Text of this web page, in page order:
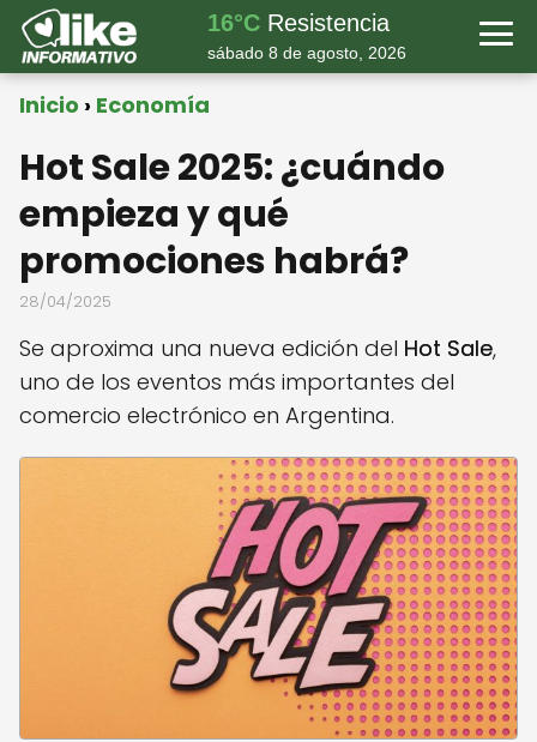
16°C Resistencia
sábado 8 de agosto, 2026
Inicio Economía
Hot Sale 2025: ¿cuándo
empieza y qué
promociones habrá?
28/04/2025
Se aproxima una nueva edición del Hot Sale,
uno de los eventos más importantes del
comercio electrónico en Argentina.